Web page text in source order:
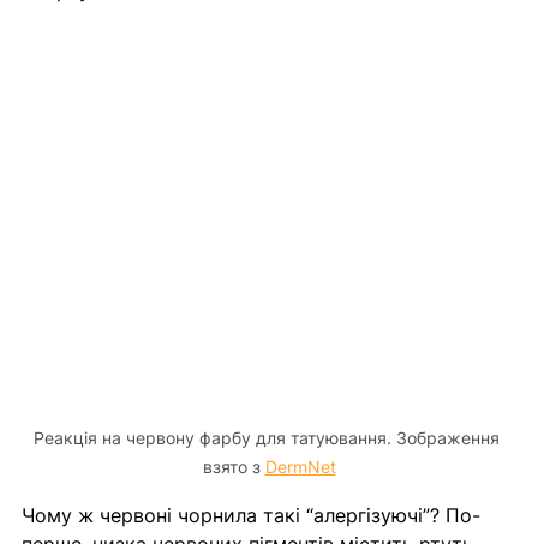
Реакція на червону фарбу для татуювання. Зображення
взято з DermNet
Чому ж червоні чорнила такі “алергізуючі”? По-